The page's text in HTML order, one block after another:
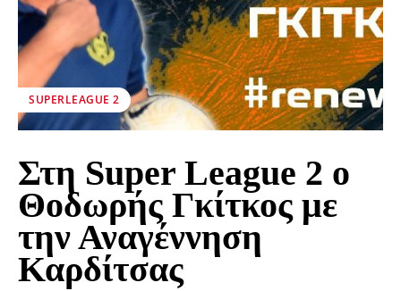
SUPERLEAGUE 2
Στη Super League 2 ο
Θοδωρής Γκίτκος με
την Αναγέννηση
Καρδίτσας